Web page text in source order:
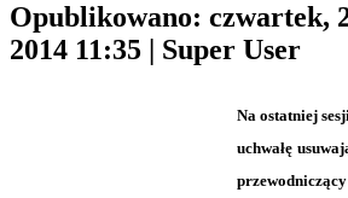
Opublikowano: czwartek,
2014 11:35
Super User
Na ostatniej
uchwałę